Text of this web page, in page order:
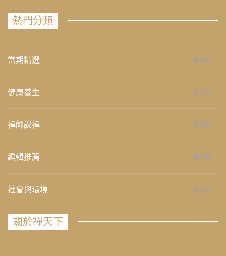
熱門分類
當期精選 658
健康養生 276
禪師說禪 267
編輯推薦 236
社會與環境 235
關於禪天下